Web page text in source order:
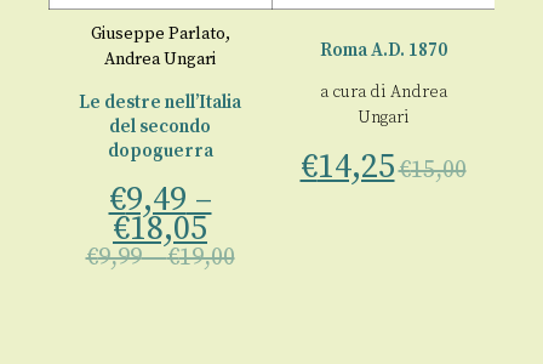
Giuseppe Parlato,
Andrea Ungari
Le destre nell’Italia
del secondo
dopoguerra
€9,49 –
€18,05
€9,99–€19,00
Roma A.D. 1870
a cura di Andrea
Ungari
€14,25€15,00